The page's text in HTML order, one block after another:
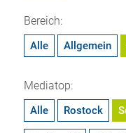
Bereich:
Alle Allgemein
Mediatop:
Alle Rostock